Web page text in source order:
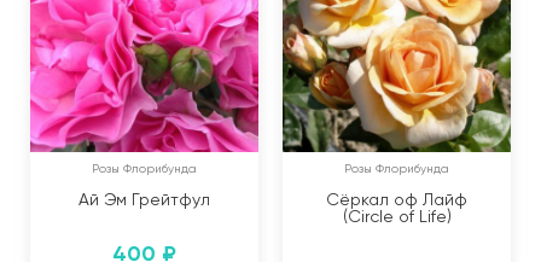
Розы Флорибунда
Ай Эм Грейтфул
400 ₽
Розы Флорибунда
Сёркал оф Лайф
(Circle of Life)